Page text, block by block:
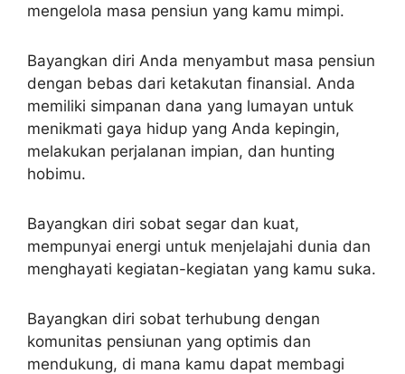
mengelola masa pensiun yang kamu mimpi.
Bayangkan diri Anda menyambut masa pensiun
dengan bebas dari ketakutan finansial. Anda
memiliki simpanan dana yang lumayan untuk
menikmati gaya hidup yang Anda kepingin,
melakukan perjalanan impian, dan hunting
hobimu.
Bayangkan diri sobat segar dan kuat,
mempunyai energi untuk menjelajahi dunia dan
menghayati kegiatan-kegiatan yang kamu suka.
Bayangkan diri sobat terhubung dengan
komunitas pensiunan yang optimis dan
mendukung, di mana kamu dapat membagi